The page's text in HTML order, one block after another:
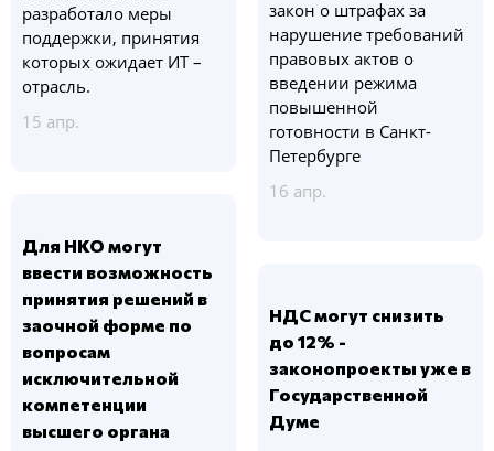
закон о штрафах за
нарушение требований
правовых актов о
введении режима
повышенной
готовности в Санкт-
Петербурге
16 апр.
разработало меры
поддержки, принятия
которых ожидает ИТ –
отрасль.
15 апр.
Для НКО могут
ввести возможность
принятия решений в
заочной форме по
вопросам
исключительной
компетенции
высшего органа
НДС могут снизить
до 12% -
законопроекты уже в
Государственной
Думе